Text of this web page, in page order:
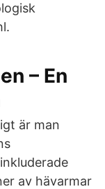
– En
är man
av hävarmar